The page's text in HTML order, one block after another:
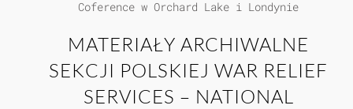
MATERIAŁY ARCHIWALNE
SEKCJI POLSKIEJ WAR RELIEF
SERVICES – NATIONAL